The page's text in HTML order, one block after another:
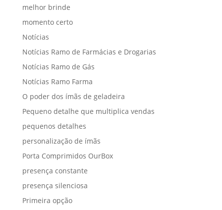
melhor brinde
momento certo
Notícias
Notícias Ramo de Farmácias e Drogarias
Notícias Ramo de Gás
Notícias Ramo Farma
O poder dos ímãs de geladeira
Pequeno detalhe que multiplica vendas
pequenos detalhes
personalização de ímãs
Porta Comprimidos OurBox
presença constante
presença silenciosa
Primeira opção